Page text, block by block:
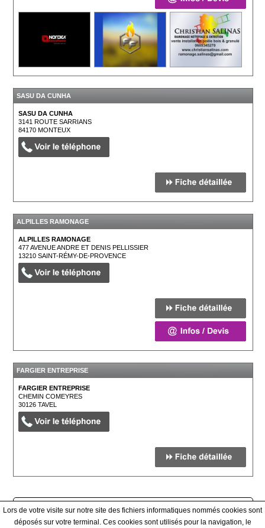
SASU DA CUNHA
SASU DA CUNHA
3141 ROUTE SARRIANS
84170MONTEUX
ALPILLES RAMONAGE
ALPILLES RAMONAGE
477 AVENUE ANDRE ET DENIS PELLISSIER
13210SAINT-RÉMY-DE-PROVENCE
FARGIER ENTREPRISE
FARGIER ENTREPRISE
CHEMIN COMEYRES
30126TAVEL
Afficher tous les prestataires
Lors de votre visite sur notre site des fichiers informatiques nommés cookies sont
déposés sur votre terminal. Ces cookies sont utilisés pour la navigation, le